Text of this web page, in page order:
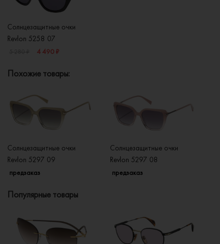
Солнцезащитные очки
Revlon 5258 07
4 490 ₽
Похожие товары:
Солнцезащитные очки
Revlon 5297 09
предзаказ
Солнцезащитные очки
Revlon 5297 08
предзаказ
Популярные товары